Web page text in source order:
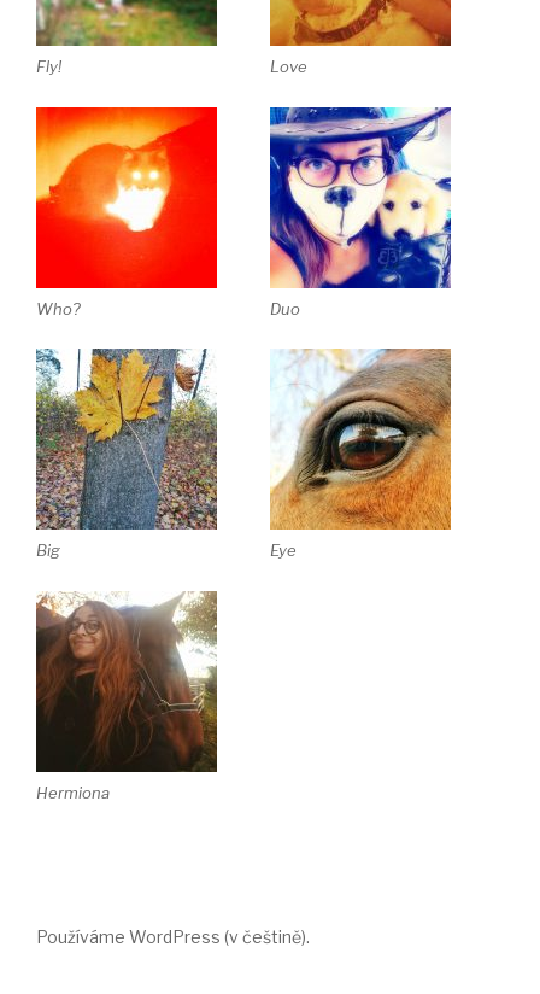
Fly! Love
Who? Duo
Big Eye
Hermiona
Používáme WordPress (v češtině).